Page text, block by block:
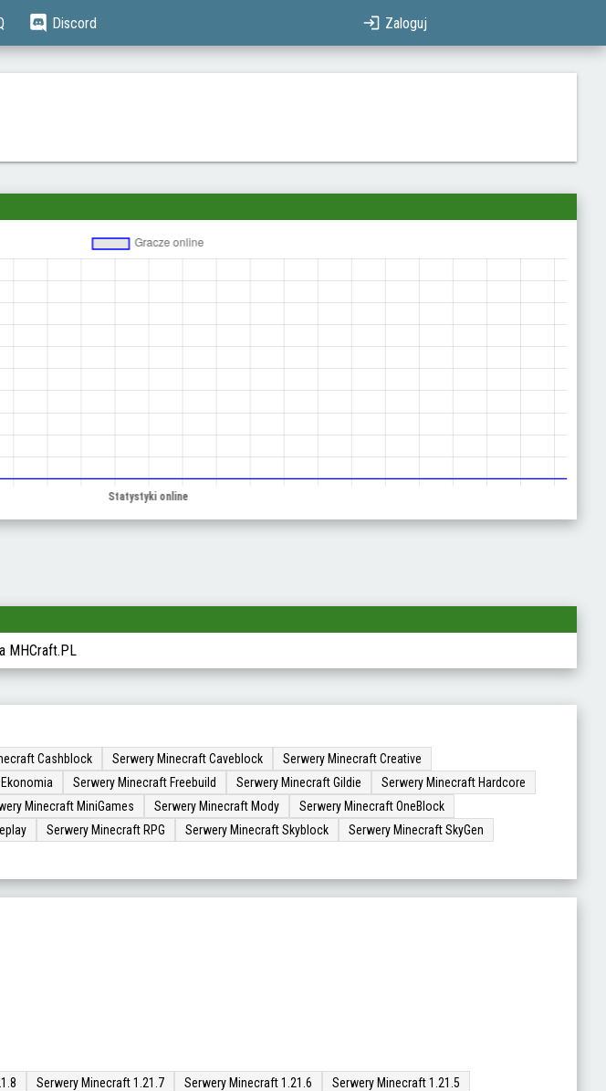
Discord Zaloguj
Cashblock Serwery Minecraft Caveblock
Serwery Minecraft Creative
Serwery Minecraft Freebuild Serwery Minecraft Gildie
Serwery Minecraft Hardcore
Minecraft MiniGames Serwery Minecraft Mody
Serwery Minecraft OneBlock
Serwery Minecraft RPG Serwery Minecraft Skyblock
Serwery Minecraft SkyGen
Serwery Minecraft 1.21.7 Serwery Minecraft 1.21.6
Serwery Minecraft 1.21.5